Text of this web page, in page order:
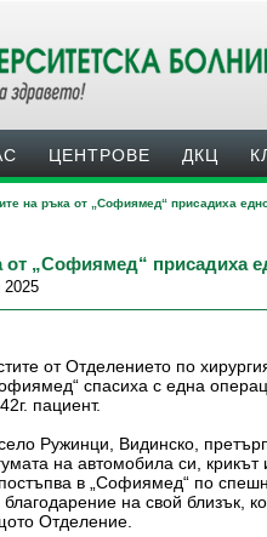
ЦЕНТРОВЕ ДКЦ
на ръка от „Софиямед“ присадиха
от „Софиямед“ присадиха
2025
от Отделението по
спасиха с една
пациент.
Ружинци, Видинско,
на автомобила си,
в „Софиямед“ по
благодарение на свой близък,
Отделение.